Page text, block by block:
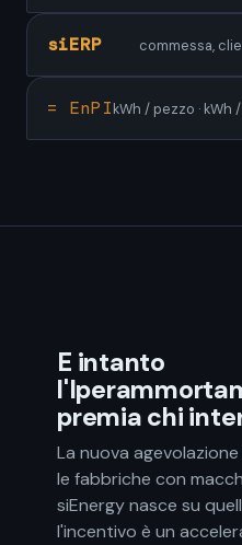
siERP commessa,
= EnPIkWh / pezzo · kWh
E intanto
premia chi
La nuova
le fabbriche con
siEnergy nasce su
l'incentivo è un